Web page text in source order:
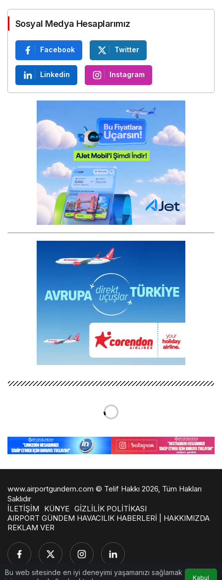
Sosyal Medya Hesaplarımız
Facebook Twitter
Linkedin Instagram
Bu web sitesinde en iyi deneyimi yaşamanızı sağlamak
Kabul
www.airportgundem.com © Telif Hakkı 2026, Tüm Hakları
Saklıdır
İLETİŞİM
KÜNYE GİZLİLİK POLİTİKASI
AIRPORT GÜNDEM HAVACILIK HABERLERİ | HAKKIMIZDA
REKLAM VER